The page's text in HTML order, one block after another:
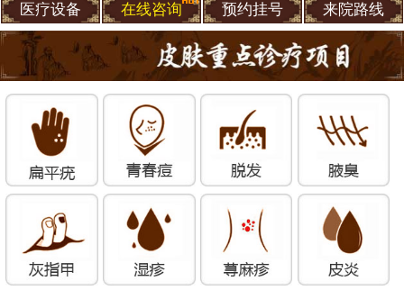
医疗设备
在线咨询 预约挂号 来院路线